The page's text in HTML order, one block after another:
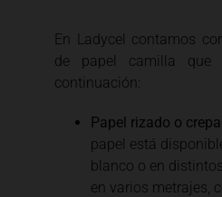
En Ladycel contamos
de papel camilla que
continuación:
Papel rizado o
papel está
blanco o en
en varios metrajes,